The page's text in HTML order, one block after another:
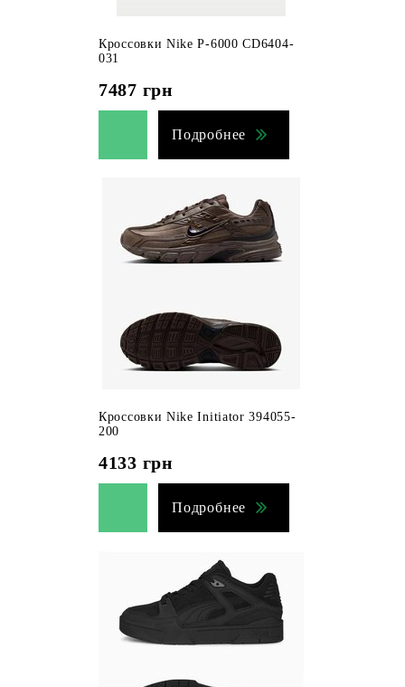
Кроссовки Nike P-6000 CD6404-
031
7487 грн
Подробнее
Кроссовки Nike Initiator 394055-
200
4133 грн
Подробнее